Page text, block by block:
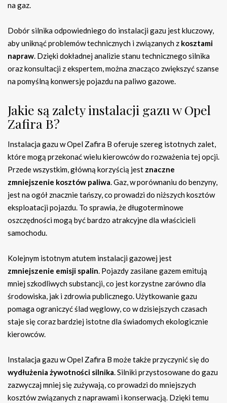
na gaz.
Dobór silnika odpowiedniego do instalacji gazu jest kluczowy,
aby uniknąć problemów technicznych i związanych z kosztami
napraw. Dzięki dokładnej analizie stanu technicznego silnika
oraz konsultacji z ekspertem, można znacząco zwiększyć szanse
na pomyślną konwersję pojazdu na paliwo gazowe.
Jakie są zalety instalacji gazu w Opel
Zafira B?
Instalacja gazu w Opel Zafira B oferuje szereg istotnych zalet,
które mogą przekonać wielu kierowców do rozważenia tej opcji.
Przede wszystkim, główną korzyścią jest znaczne
zmniejszenie kosztów paliwa. Gaz, w porównaniu do benzyny,
jest na ogół znacznie tańszy, co prowadzi do niższych kosztów
eksploatacji pojazdu. To sprawia, że długoterminowe
oszczędności mogą być bardzo atrakcyjne dla właścicieli
samochodu.
Kolejnym istotnym atutem instalacji gazowej jest
zmniejszenie emisji spalin. Pojazdy zasilane gazem emitują
mniej szkodliwych substancji, co jest korzystne zarówno dla
środowiska, jak i zdrowia publicznego. Użytkowanie gazu
pomaga ograniczyć ślad węglowy, co w dzisiejszych czasach
staje się coraz bardziej istotne dla świadomych ekologicznie
kierowców.
Instalacja gazu w Opel Zafira B może także przyczynić się do
wydłużenia żywotności silnika. Silniki przystosowane do gazu
zazwyczaj mniej się zużywają, co prowadzi do mniejszych
kosztów związanych z naprawami i konserwacją. Dzięki temu